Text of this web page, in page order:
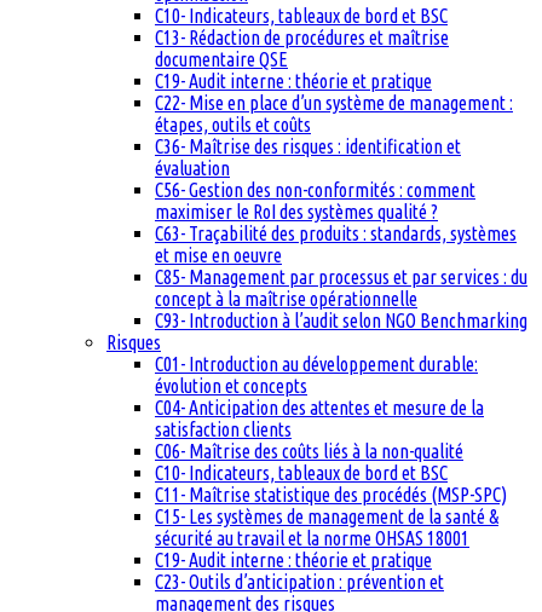
C10- Indicateurs, tableaux de bord et BSC
C13- Rédaction de procédures et maîtrise
documentaire QSE
C19- Audit interne : théorie et pratique
C22- Mise en place d’un système de management :
étapes, outils et coûts
C36- Maîtrise des risques : identification et
évaluation
C56- Gestion des non-conformités : comment
maximiser le RoI des systèmes qualité ?
C63- Traçabilité des produits : standards, systèmes
et mise en oeuvre
C85- Management par processus et par services : du
concept à la maîtrise opérationnelle
C93- Introduction à l’audit selon NGO Benchmarking
Risques
C01- Introduction au développement durable:
évolution et concepts
C04- Anticipation des attentes et mesure de la
satisfaction clients
C06- Maîtrise des coûts liés à la non-qualité
C10- Indicateurs, tableaux de bord et BSC
C11- Maîtrise statistique des procédés (MSP-SPC)
C15- Les systèmes de management de la santé &
sécurité au travail et la norme OHSAS 18001
C19- Audit interne : théorie et pratique
C23- Outils d’anticipation : prévention et
management des risques